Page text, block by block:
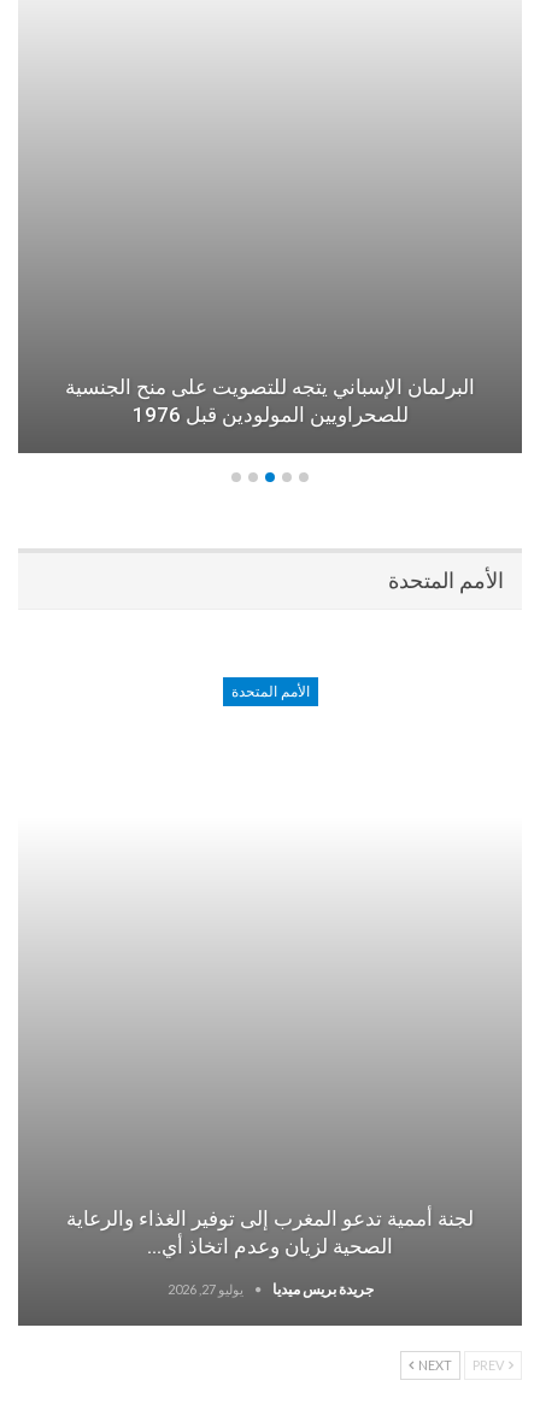
البرلمان الإسباني يتجه للتصويت على منح الجنسية
للصحراويين المولودين قبل 1976
الأمم المتحدة
الأمم المتحدة
لجنة أممية تدعو المغرب إلى توفير الغذاء والرعاية
الصحية لزيان وعدم اتخاذ أي…
جريدة بريس ميديا يوليو 27, 2026
NEXT